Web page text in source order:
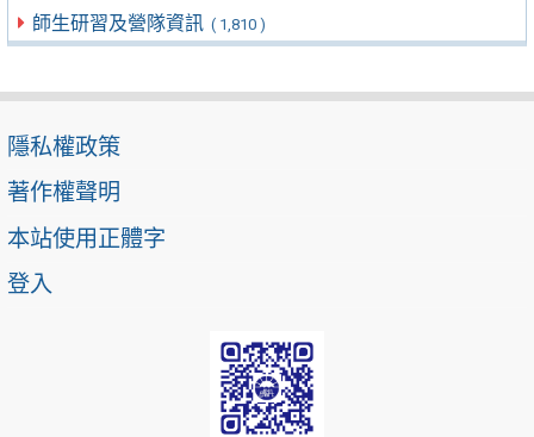
師生研習及營隊資訊 ( 1,810 )
隱私權政策
著作權聲明
本站使用正體字
登入